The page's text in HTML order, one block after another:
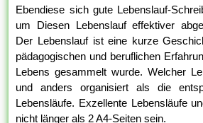
Ebendiese sich gute Lebenslauf-
um Diesen Lebenslauf effektiver
Der Lebenslauf ist eine kurze
pädagogischen und beruflichen
Lebens gesammelt wurde. Welcher
und anders organisiert als die
Lebensläufe. Exzellente Lebensläufe
nicht länger als 2 A4-Seiten sein.